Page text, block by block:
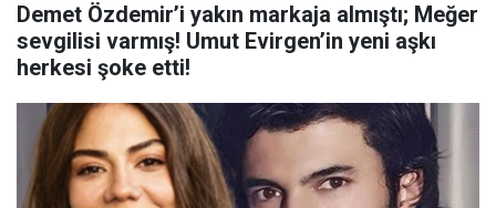
Demet Özdemir’i yakın markaja almıştı; Meğer
sevgilisi varmış! Umut Evirgen’in yeni aşkı
herkesi şoke etti!